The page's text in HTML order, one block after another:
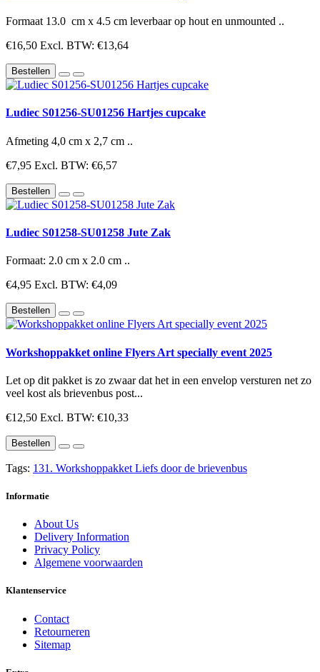
Formaat 13.0 cm x 4.5 cm leverbaar op hout en unmounted ..
€16,50 Excl. BTW: €13,64
Bestellen
Ludiec S01256-SU01256 Hartjes cupcake
Afmeting 4,0 cm x 2,7 cm ..
€7,95 Excl. BTW: €6,57
Bestellen
Ludiec S01258-SU01258 Jute Zak
Formaat: 2.0 cm x 2.0 cm ..
€4,95 Excl. BTW: €4,09
Bestellen
Workshoppakket online Flyers Art specially event 2025
Let op dit pakket is zo zwaar dat het in een envelop versturen net zo
veel kost als brievenbus post...
€12,50 Excl. BTW: €10,33
Bestellen
Tags: 131. Workshoppakket Liefs door de brievenbus
Informatie
About Us
Delivery Information
Privacy Policy
Algemene voorwaarden
Klantenservice
Contact
Retourneren
Sitemap